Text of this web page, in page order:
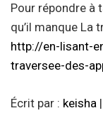
Pour répondre à
qu’il manque La
http://en-lisant-
traversee-des-
Écrit par : keisha